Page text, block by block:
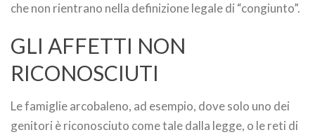
che non rientrano nella definizione legale di “congiunto”.
GLI AFFETTI NON
RICONOSCIUTI
Le famiglie arcobaleno, ad esempio, dove solo uno dei
genitori è riconosciuto come tale dalla legge, o le reti di